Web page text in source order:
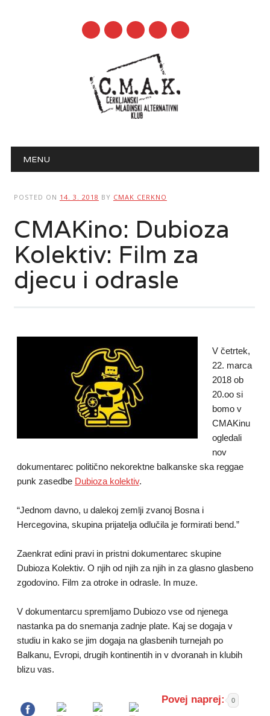
mail
Main menu
MENU
POSTED ON 14. 3. 2018 BY CMAK CERKNO
CMAKino: Dubioza
Kolektiv: Film za
djecu i odrasle
V četrtek,
22. marca
2018 ob
20.oo si
bomo v
CMAKinu
ogledali
nov
dokumentarec politično nekorektne balkanske ska reggae
punk zasedbe Dubioza kolektiv.
“Jednom davno, u dalekoj zemlji zvanoj Bosna i
Hercegovina, skupina prijatelja odlučila je formirati bend.”
Zaenkrat edini pravi in pristni dokumentarec skupine
Dubioza Kolektiv. O njih od njih za njih in za glasno glasbeno
zgodovino. Film za otroke in odrasle. In muze.
V dokumentarcu spremljamo Dubiozo vse od njenega
nastanka pa do snemanja zadnje plate. Kaj se dogaja v
studiu in kako se jim dogaja na glasbenih turnejah po
Balkanu, Evropi, drugih kontinentih in v dvoranah in klubih
blizu vas.
Povej naprej: 0